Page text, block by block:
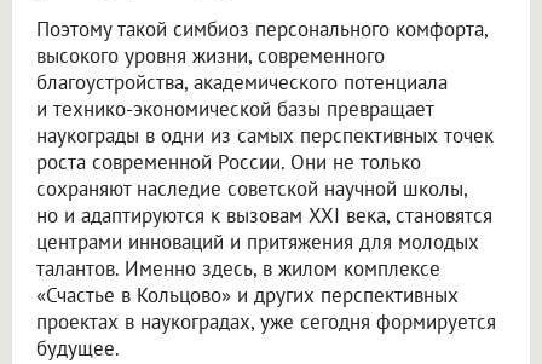
Поэтому такой симбиоз персонального комфорта,
высокого уровня жизни, современного
благоустройства, академического потенциала
и технико-экономической базы превращает
наукограды в одни из самых перспективных точек
роста современной России. Они не только
сохраняют наследие советской научной школы,
но и адаптируются к вызовам XXI века, становятся
центрами инноваций и притяжения для молодых
талантов. Именно здесь, в жилом комплексе
«Счастье в Кольцово» и других перспективных
проектах в наукоградах, уже сегодня формируется
будущее.